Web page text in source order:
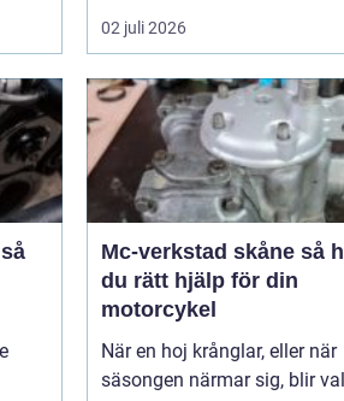
02 juli 2026
Mc-verkstad skåne så hittar
du rätt hjälp för din
motorcykel
När en hoj krånglar, eller när
säsongen närmar sig, blir